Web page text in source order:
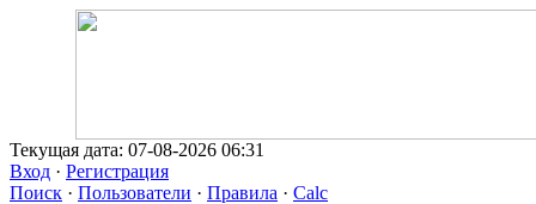
Текущая дата: 07-08-2026 06:31
Вход · Регистрация
Поиск · Пользователи · Правила · Calc